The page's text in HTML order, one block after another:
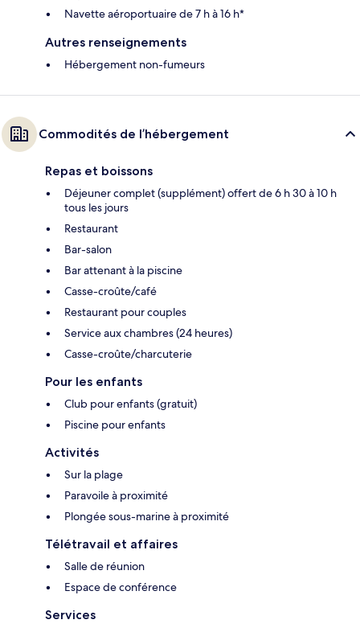
Navette aéroportuaire de 7 h à 16 h*
Autres renseignements
Hébergement non-fumeurs
Commodités de l’hébergement
Repas et boissons
Déjeuner complet (supplément) offert de 6 h 30 à 10 h
tous les jours
Restaurant
Bar-salon
Bar attenant à la piscine
Casse-croûte/café
Restaurant pour couples
Service aux chambres (24 heures)
Casse-croûte/charcuterie
Pour les enfants
Club pour enfants (gratuit)
Piscine pour enfants
Activités
Sur la plage
Paravoile à proximité
Plongée sous-marine à proximité
Télétravail et affaires
Salle de réunion
Espace de conférence
Services